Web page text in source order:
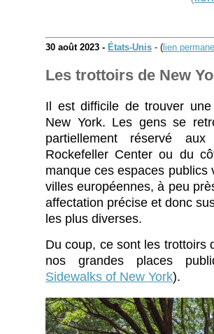
30 août 2023 - États-Unis - ( lien
Les trottoirs de New
Il est difficile de trouver
New York. Les gens se
partiellement réservé
Rockefeller Center ou du
manque ces espaces
villes européennes, à peu
affectation précise et donc
les plus diverses.
Du coup, ce sont les trottoirs
nos grandes places
Sidewalks of New York).